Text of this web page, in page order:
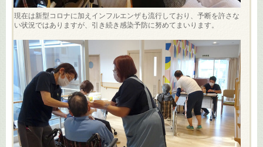
現在は新型コロナに加えインフルエンザも流行しており、予断を許さな
い状況ではありますが、引き続き感染予防に努めてまいります。